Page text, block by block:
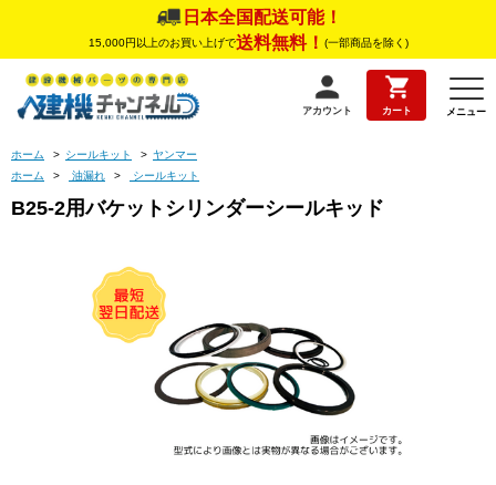
日本全国配送可能！
15,000円以上のお買い上げで送料無料！ (一部商品を除く)
アカウント カート メニュー
ホーム > シールキット > ヤンマー
ホーム
> 油漏れ > シールキット
B25-2用バケットシリンダーシールキッド